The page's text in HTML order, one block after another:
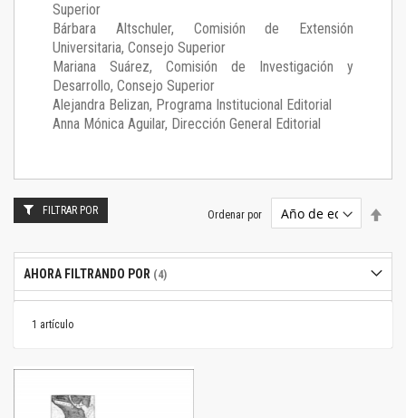
Superior
Bárbara Altschuler, Comisión de Extensión
Universitaria, Consejo Superior
Mariana Suárez, Comisión de Investigación y
Desarrollo, Consejo Superior
Alejandra Belizan, Programa Institucional Editorial
Anna Mónica Aguilar, Dirección General Editorial
1 artículo
Ordenar por
FILTRAR POR
AHORA FILTRANDO POR